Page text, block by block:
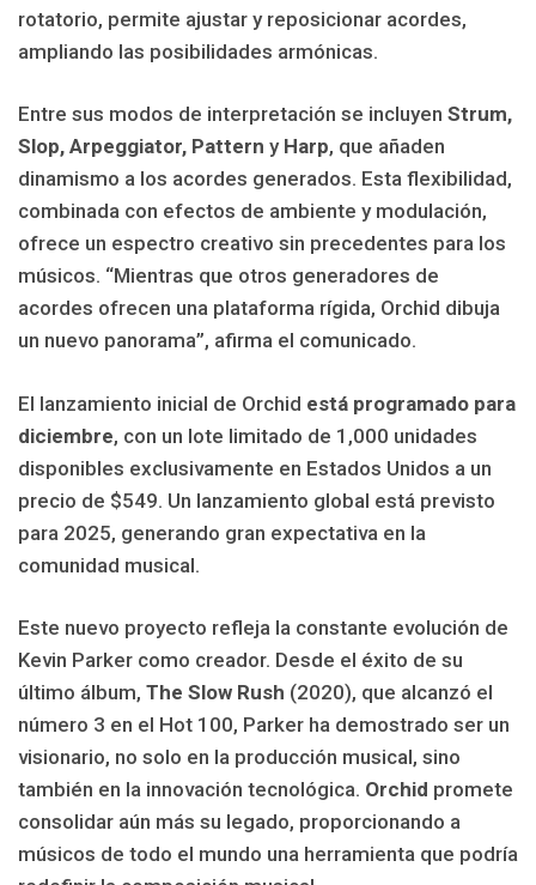
rotatorio, permite ajustar y reposicionar acordes,
ampliando las posibilidades armónicas.
Entre sus modos de interpretación se incluyen Strum,
Slop, Arpeggiator, Pattern y Harp, que añaden
dinamismo a los acordes generados. Esta flexibilidad,
combinada con efectos de ambiente y modulación,
ofrece un espectro creativo sin precedentes para los
músicos. “Mientras que otros generadores de
acordes ofrecen una plataforma rígida, Orchid dibuja
un nuevo panorama”, afirma el comunicado.
El lanzamiento inicial de Orchid está programado para
diciembre, con un lote limitado de 1,000 unidades
disponibles exclusivamente en Estados Unidos a un
precio de $549. Un lanzamiento global está previsto
para 2025, generando gran expectativa en la
comunidad musical.
Este nuevo proyecto refleja la constante evolución de
Kevin Parker como creador. Desde el éxito de su
último álbum, The Slow Rush (2020), que alcanzó el
número 3 en el Hot 100, Parker ha demostrado ser un
visionario, no solo en la producción musical, sino
también en la innovación tecnológica. Orchid promete
consolidar aún más su legado, proporcionando a
músicos de todo el mundo una herramienta que podría